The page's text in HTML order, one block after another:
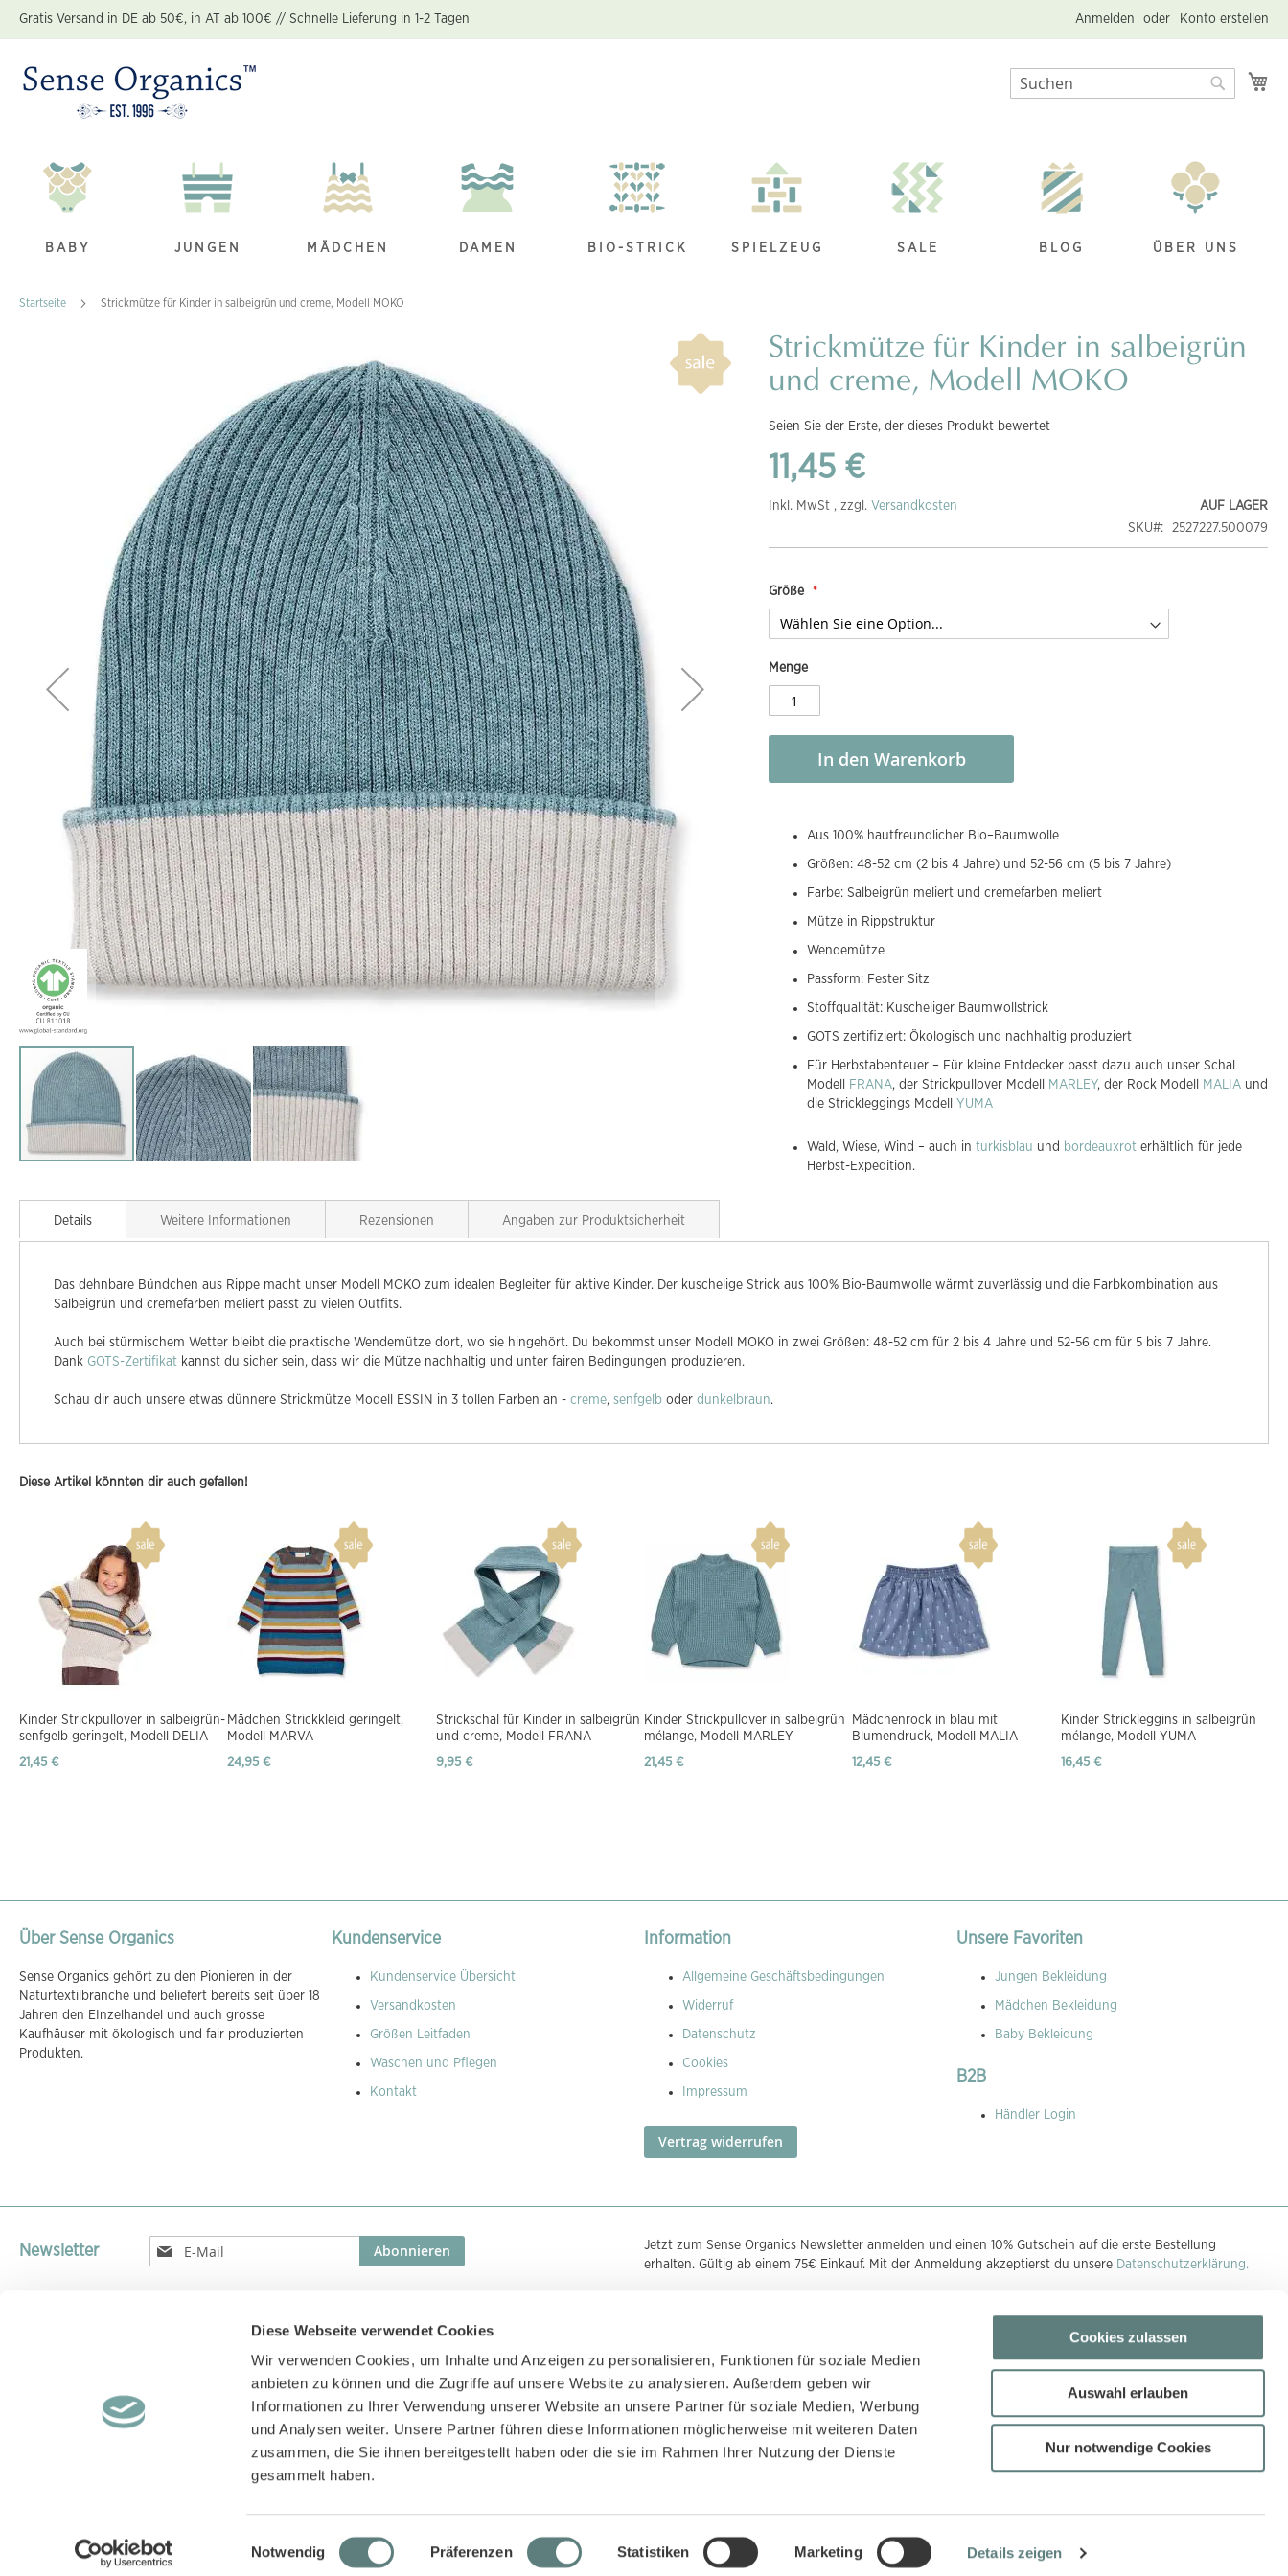
Diese Webseite verwendet Cookies
Wir verwenden Cookies, um Inhalte und Anzeigen zu personalisieren, Funktionen für soziale Medien
anbieten zu können und die Zugriffe auf unsere Website zu analysieren. Außerdem geben wir
Informationen zu Ihrer Verwendung unserer Website an unsere Partner für soziale Medien, Werbung
und Analysen weiter. Unsere Partner führen diese Informationen möglicherweise mit weiteren Daten
zusammen, die Sie ihnen bereitgestellt haben oder die sie im Rahmen Ihrer Nutzung der Dienste
gesammelt haben.
Einwilligungsauswahl
Notwendig Präferenzen Statistiken Marketing Details zeigen
Cookies zulassen
Auswahl erlauben
Nur notwendige Cookies
Zum
Inhalt
Anmelden Konto erstellen
Gratis Versand in DE ab 50€, in AT ab 100€ // Schnelle Lieferung in 1-2 Tagen
Suche
BABY JUNGEN MÄDCHEN DAMEN BIO-STRICK SPIELZEUG SALE BLOG ÜBER UNS
Startseite Strickmütze für Kinder in salbeigrün und creme, Modell MOKO
Strickmütze für Kinder in salbeigrün
und creme, Modell MOKO
Seien Sie der Erste, der dieses Produkt bewertet
11,45 €
AUF LAGER
SKU
2527227.500079
Inkl. MwSt , zzgl. Versandkosten
Größe
Menge
In den Warenkorb
Aus 100% hautfreundlicher Bio–Baumwolle
Größen: 48-52 cm (2 bis 4 Jahre) und 52-56 cm (5 bis 7 Jahre)
Farbe: Salbeigrün meliert und cremefarben meliert
Mütze in Rippstruktur
Wendemütze
Passform: Fester Sitz
Stoffqualität: Kuscheliger Baumwollstrick
GOTS zertifiziert: Ökologisch und nachhaltig produziert
Für Herbstabenteuer – Für kleine Entdecker passt dazu auch unser Schal
Modell
FRANA, der Strickpullover Modell MARLEY, der Rock Modell MALIA und
die Strickleggings Modell YUMA
Wald, Wiese, Wind – auch inturkisblau und bordeauxrot erhältlich für jede
Herbst-Expedition.
Details
Das dehnbare Bündchen aus Rippe macht unser Modell MOKO zum idealen Begleiter für aktive Kinder. Der kuschelige Strick aus 100% Bio-Baumwolle wärmt zuverlässig und die Farbkombination aus
Salbeigrün und cremefarben meliert passt zu vielen Outfits.
Auch bei stürmischem Wetter bleibt die praktische Wendemütze dort, wo sie hingehört. Du bekommst unser Modell MOKO in zwei Größen: 48-52 cm für 2 bis 4 Jahre und 52-56 cm für 5 bis 7 Jahre.
Dank GOTS-Zertifikat kannst du sicher sein, dass wir die Mütze nachhaltig und unter fairen Bedingungen produzieren.
Schau dir auch unsere etwas dünnere Strickmütze Modell ESSIN in 3 tollen Farben an - creme, senfgelb oder dunkelbraun.
Weitere Informationen Rezensionen Angaben zur Produktsicherheit
Diese Artikel könnten dir auch gefallen!
Kinder Strickpullover in salbeigrün-
senfgelb geringelt, Modell DELIA
21,45 €
Mädchen Strickkleid geringelt,
Modell MARVA
24,95 €
Strickschal für Kinder in salbeigrün
und creme, Modell FRANA
9,95 €
Kinder Strickpullover in salbeigrün
mélange, Modell MARLEY
21,45 €
Mädchenrock in blau mit
Blumendruck, Modell MALIA
12,45 €
Kinder Strickleggins in salbeigrün
mélange, Modell YUMA
16,45 €
Über Sense Organics
Sense Organics gehört zu den Pionieren in der
Naturtextilbranche und beliefert bereits seit über 18
Jahren den EInzelhandel und auch grosse
Kaufhäuser mit ökologisch und fair produzierten
Produkten.
Kundenservice
Kundenservice Übersicht
Versandkosten
Größen Leitfaden
Waschen und Pflegen
Kontakt
Information
Allgemeine Geschäftsbedingungen
Widerruf
Datenschutz
Cookies
Impressum
Vertrag widerrufen
Unsere Favoriten
Jungen Bekleidung
Mädchen Bekleidung
Baby Bekleidung
B2B
Händler Login
Newsletter
Melden
Sie
Abonnieren
Jetzt zum Sense Organics Newsletter anmelden und einen 10% Gutschein auf die erste Bestellung
erhalten. Gültig ab einem 75€ Einkauf. Mit der Anmeldung akzeptierst du unsere Datenschutzerklärung.
Versand unserer Pakete mit GLS, DPD, UPS oder DHL
Zahlungsmethoden
Sense Organics, Frankfurt/Main, Deutschland. All Rights Reserved.